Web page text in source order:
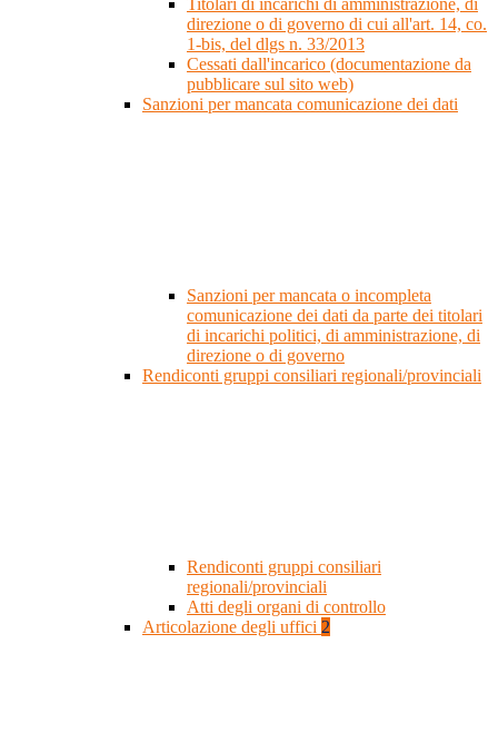
Titolari di incarichi di amministrazione, di
direzione o di governo di cui all'art. 14, co.
1-bis, del dlgs n. 33/2013
Cessati dall'incarico (documentazione da
pubblicare sul sito web)
Sanzioni per mancata comunicazione dei dati
Sanzioni per mancata o incompleta
comunicazione dei dati da parte dei titolari
di incarichi politici, di amministrazione, di
direzione o di governo
Rendiconti gruppi consiliari regionali/provinciali
Rendiconti gruppi consiliari
regionali/provinciali
Atti degli organi di controllo
Articolazione degli uffici 2